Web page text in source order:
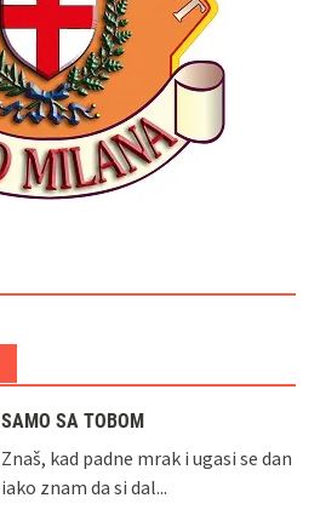
SAMO SA TOBOM
Znaš, kad padne mrak i ugasi se dan
iako znam da si dal...